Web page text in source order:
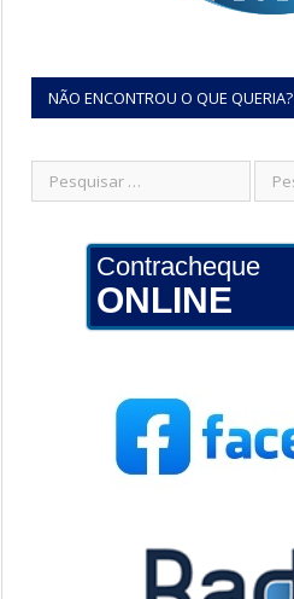
NÃO ENCONTROU O QUE QUERIA?
Contracheque
ONLINE